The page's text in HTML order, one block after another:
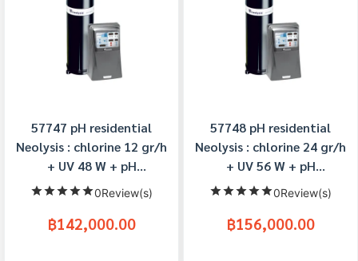
57747 pH residential
Neolysis : chlorine 12 gr/h
+ UV 48 W + pH
Astralpool0Review(s)
฿142,000.00
57748 pH residential
Neolysis : chlorine 24 gr/h
+ UV 56 W + pH
Astralpool0Review(s)
฿156,000.00